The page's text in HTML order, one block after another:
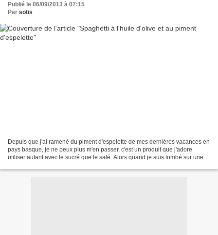
Publié le 06/09/2013 à 07:15
Par sotis
Depuis que j'ai ramené du piment d'espelette de mes dernières vacances en
pays basque, je ne peux plus m'en passer, c'est un produit que j'adore
utiliser autant avec le sucré que le salé. Alors quand je suis tombé sur une